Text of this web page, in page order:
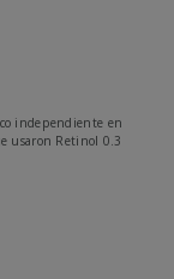
independiente en
usaron Retinol 0.3